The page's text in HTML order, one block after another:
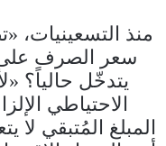
منذ التسعينيات،
يتدخّل حالياً؟
الاحتياطي